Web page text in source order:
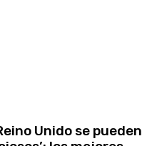
Unido se pueden